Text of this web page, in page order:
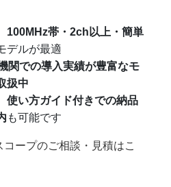
100MHz帯・2ch以上・簡単
デルが最適
関での導入実績が豊富なモ
扱中
使い方ガイド付きでの納品
も可能です
ープのご相談・見積はこ